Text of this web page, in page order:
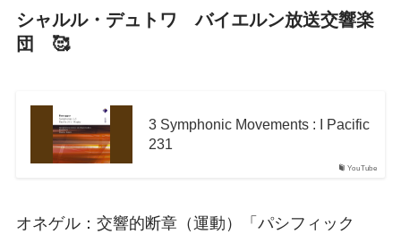
シャルル・デュトワ バイエルン放送交響楽
団 🥰
YouTube
3 Symphonic Movements : I Pacific
231
オネゲル：交響的断章（運動）「パシフィック